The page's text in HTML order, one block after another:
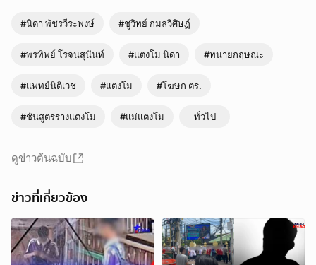
#นิดา พัชรวีระพงษ์ #ชูวิทย์ กมลวิศิษฏ์
#พรทิพย์ โรจนสุนันท์ #แตงโม นิดา #ทนายกฤษณะ
#แพทย์นิติเวช #แตงโม #โฆษก ตร.
#ชันสูตรร่างแตงโม #แม่แตงโม ทั่วไป
ดูข่าวต้นฉบับ
ข่าวที่เกี่ยวข้อง